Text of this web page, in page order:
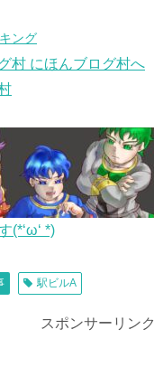
ング
(*‘ω‘ *)
駅ビルA
スポンサーリンク